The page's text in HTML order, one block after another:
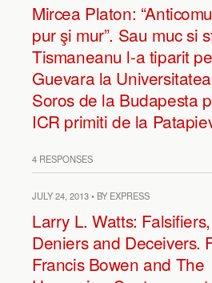
Mircea Platon:
pur şi mur”. Sau muc si
Tismaneanu l-a tiparit
Guevara la
Soros de la Budapesta
ICR primiti de la
4 RESPONSES
JULY 24, 2013 • BY EXPRESS
Larry L. Watts: Falsifiers,
Deniers and Deceivers.
Francis Bowen and The